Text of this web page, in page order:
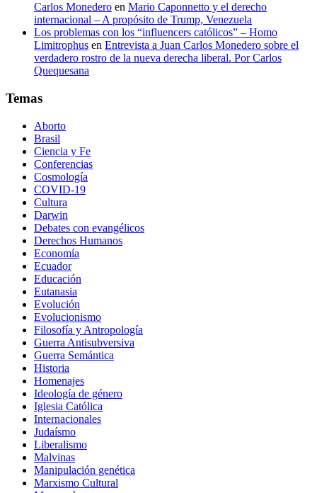
Carlos Monedero en Mario Caponnetto y el derecho
internacional – A propósito de Trump, Venezuela
Los problemas con los “influencers católicos” – Homo
Limitrophus en Entrevista a Juan Carlos Monedero sobre el
verdadero rostro de la nueva derecha liberal. Por Carlos
Quequesana
Temas
Aborto
Brasil
Ciencia y Fe
Conferencias
Cosmología
COVID-19
Cultura
Darwin
Debates con evangélicos
Derechos Humanos
Economía
Ecuador
Educación
Eutanasia
Evolución
Evolucionismo
Filosofía y Antropología
Guerra Antisubversiva
Guerra Semántica
Historia
Homenajes
Ideología de género
Iglesia Católica
Internacionales
Judaísmo
Liberalismo
Malvinas
Manipulación genética
Marxismo Cultural